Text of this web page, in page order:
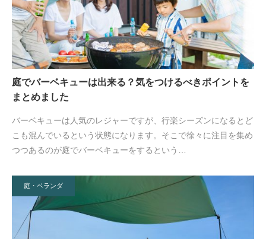
庭でバーベキューは出来る？気をつけるべきポイントを
まとめました
バーベキューは人気のレジャーですが、行楽シーズンになるとど
こも混んでいるという状態になります。そこで徐々に注目を集め
つつあるのが庭でバーベキューをするという…
庭・ベランダ